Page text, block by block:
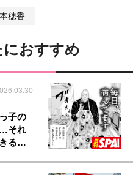
穂香
おすすめ
子の
それ
る…